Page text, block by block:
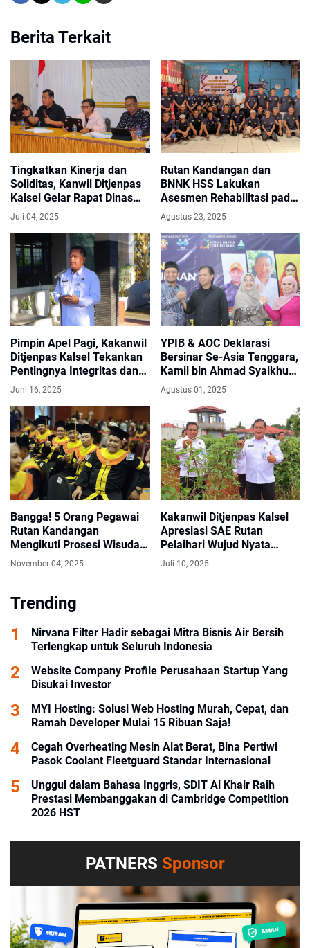
Berita Terkait
Tingkatkan Kinerja dan
Soliditas, Kanwil Ditjenpas
Kalsel Gelar Rapat Dinas
Evaluasi Semester I
Juli 04, 2025
Rutan Kandangan dan
BNNK HSS Lakukan
Asesmen Rehabilitasi pada
Warga Binaan
Agustus 23, 2025
Pimpin Apel Pagi, Kakanwil
Ditjenpas Kalsel Tekankan
Pentingnya Integritas dan
Komitmen Pegawai
Juni 16, 2025
YPIB & AOC Deklarasi
Bersinar Se-Asia Tenggara,
Kamil bin Ahmad Syaikhu
(KAS) Siap Jadi Duta
Agustus 01, 2025
Bangga! 5 Orang Pegawai
Rutan Kandangan
Mengikuti Prosesi Wisuda
Universitas Terbuka
November 04, 2025
Kakanwil Ditjenpas Kalsel
Apresiasi SAE Rutan
Pelaihari Wujud Nyata
Ketahanan Pangan
Juli 10, 2025
Trending
Nirvana Filter Hadir sebagai Mitra Bisnis Air Bersih
Terlengkap untuk Seluruh Indonesia
Website Company Profile Perusahaan Startup Yang
Disukai Investor
MYI Hosting: Solusi Web Hosting Murah, Cepat, dan
Ramah Developer Mulai 15 Ribuan Saja!
Cegah Overheating Mesin Alat Berat, Bina Pertiwi
Pasok Coolant Fleetguard Standar Internasional
Unggul dalam Bahasa Inggris, SDIT Al Khair Raih
Prestasi Membanggakan di Cambridge Competition
2026 HST
PATNERS Sponsor